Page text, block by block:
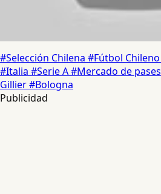
#Selección Chilena #Fútbol Chileno
#Italia #Serie A#Mercado de pases
Gillier#Bologna
Publicidad